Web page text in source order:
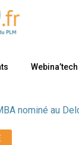
Webina’tech
nominé au